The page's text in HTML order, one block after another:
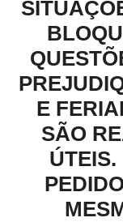
E
SÃO